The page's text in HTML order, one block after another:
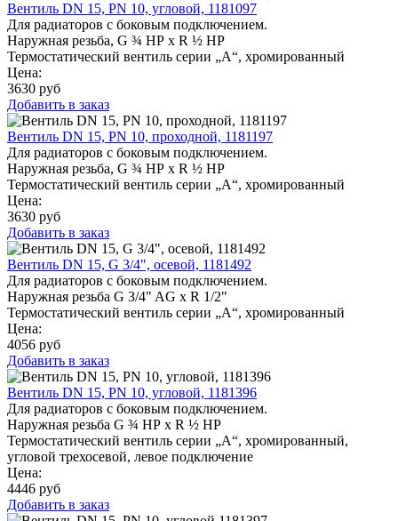
Вентиль DN 15, PN 10, угловой, 1181097
Для радиаторов с боковым подключением.
Наружная резьба, G ¾ НР x R ½ НР
Термостатический вентиль серии „A“, хромированный
Цена:
3630 руб
Добавить в заказ
Вентиль DN 15, PN 10, проходной, 1181197
Для радиаторов с боковым подключением.
Наружная резьба, G ¾ НР x R ½ НР
Термостатический вентиль серии „A“, хромированный
Цена:
3630 руб
Добавить в заказ
Вентиль DN 15, G 3/4", осевой, 1181492
Для радиаторов с боковым подключением.
Наружная резьба G 3/4" AG x R 1/2"
Термостатический вентиль серии „A“, хромированный
Цена:
4056 руб
Добавить в заказ
Вентиль DN 15, PN 10, угловой, 1181396
Для радиаторов с боковым подключением.
Наружная резьба G ¾ НР x R ½ НР
Термостатический вентиль серии „A“, хромированный,
угловой трехосевой, левое подключение
Цена:
4446 руб
Добавить в заказ